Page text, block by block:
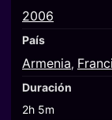
2006
País
Armenia,
Duración
2h 5m